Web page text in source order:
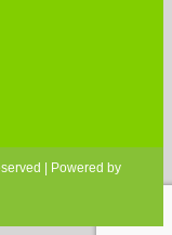
| Powered by